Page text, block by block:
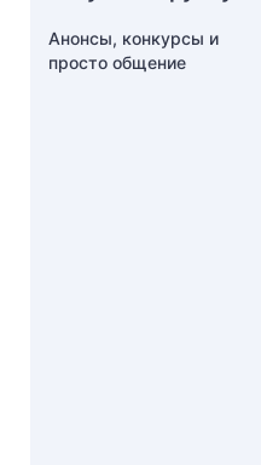
Анонсы, конкурсы и
просто общение